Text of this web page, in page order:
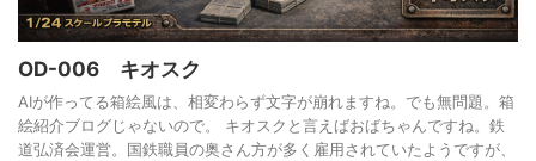
OD-006 キオスク
AIが作ってる箱絵風は、相変わらず文字が崩れますね。でも無問題。箱
絵紹介ブログじゃないので。 キオスクと言えばおばちゃんですね。鉄
道弘済会運営。国鉄職員の奥さん方が多く雇用されていたようですが、